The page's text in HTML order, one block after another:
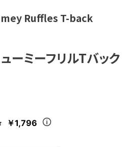
Ruffles T-back
ーミーフリルTバック
￥1,796